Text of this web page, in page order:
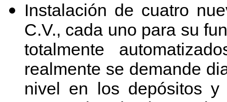
Instalación de cuatro
C.V., cada uno para su
totalmente
realmente se demande
nivel en los depósitos